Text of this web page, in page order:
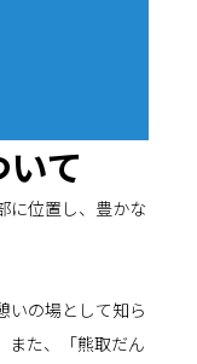
て
に位置し、豊かな
いの場として知ら
また、「熊取だん